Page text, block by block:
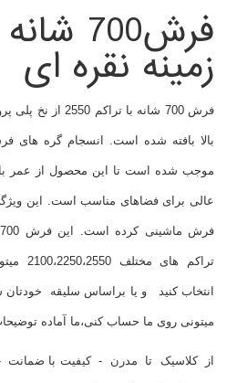
زمینه نقره ای
فرش 700 شانه با
بالا بافته شده است. انسجام گره های
موجب شده است تا این محصول از عمر
عالی برای فضاهای مناسب است. این
تراکم
انتخاب کنید و یا براساس سلیقه
میتونی روی ما حساب کنی،ما آماده
از کلاسیک تا مدرن - کیفیت با ضمانت